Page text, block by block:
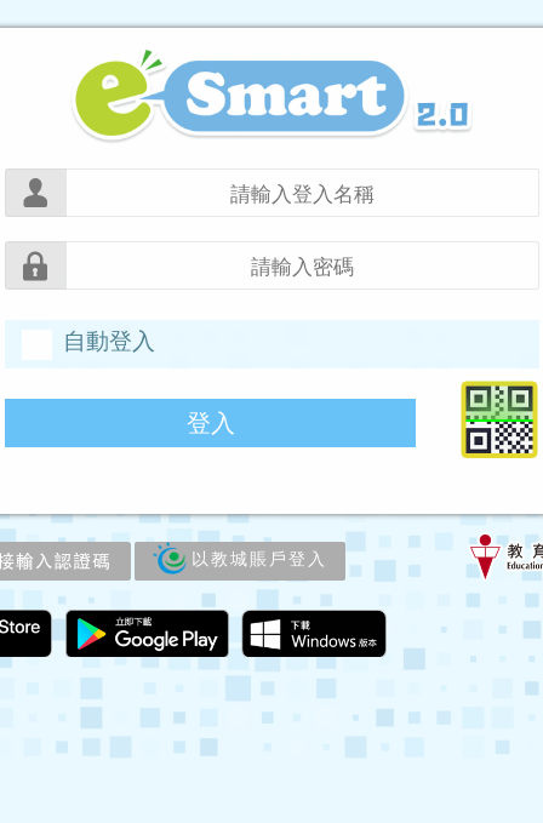
自動登入
登入
以教城賬戶登入